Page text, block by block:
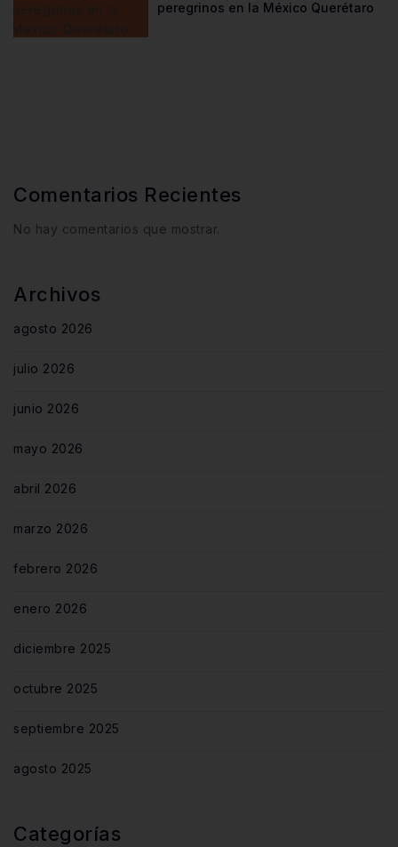
peregrinos en la México Querétaro
Comentarios Recientes
No hay comentarios que mostrar.
Archivos
agosto 2026
julio 2026
junio 2026
mayo 2026
abril 2026
marzo 2026
febrero 2026
enero 2026
diciembre 2025
octubre 2025
septiembre 2025
agosto 2025
Categorías